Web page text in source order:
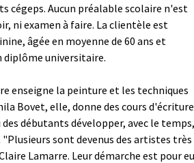
cégeps. Aucun préalable scolaire n'est
ni examen à faire. La clientèle est
âgée en moyenne de 60 ans et
diplôme universitaire.
enseigne la peinture et les techniques
Bovet, elle, donne des cours
débutants développer, avec le temps,
sont devenus des artistes très
Lamarre. Leur démarche est pour